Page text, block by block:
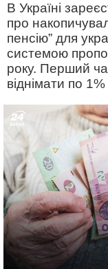
В Україні
про
пенсію” для
системою
року. Перший
віднімати по